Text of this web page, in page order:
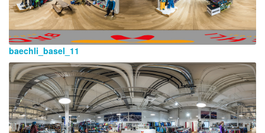
baechli_basel_11